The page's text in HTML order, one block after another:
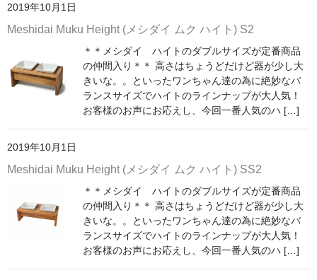
2019年10月1日
Meshidai Muku Height (メシダイ ムク ハイト) S2
＊＊メシダイ ハイトのダブルサイズが定番商品
の仲間入り＊＊ 高さはちょうどだけど器が少し大
きいな。。といったワンちゃん達の為に絶妙なバ
ランスサイズでハイトのラインナップが大人気！
お客様のお声にお応えし、今回一番人気のハ […]
2019年10月1日
Meshidai Muku Height (メシダイ ムク ハイト) SS2
＊＊メシダイ ハイトのダブルサイズが定番商品
の仲間入り＊＊ 高さはちょうどだけど器が少し大
きいな。。といったワンちゃん達の為に絶妙なバ
ランスサイズでハイトのラインナップが大人気！
お客様のお声にお応えし、今回一番人気のハ […]